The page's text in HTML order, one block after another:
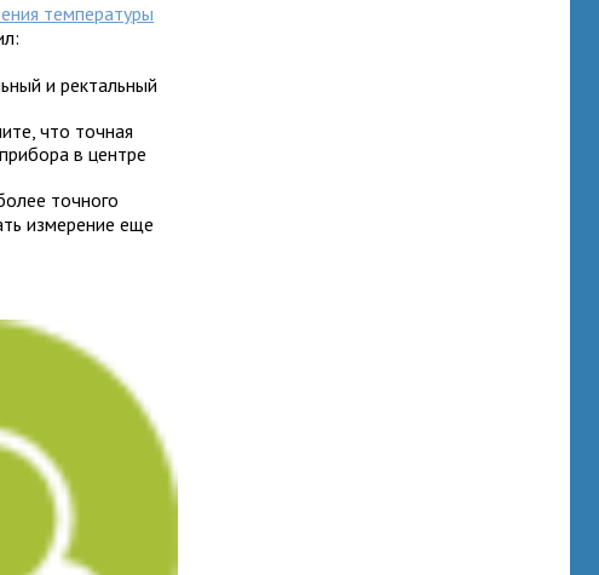
температуры
и ректальный
что точная
в центре
точного
измерение еще